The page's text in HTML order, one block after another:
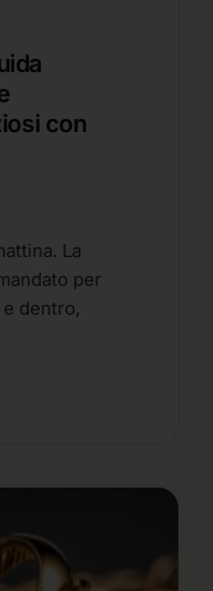
con
La
per
dentro,